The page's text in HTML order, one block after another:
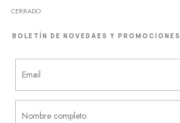
CERRADO
BOLETÍN DE NOVEDAES Y PROMOCIONES